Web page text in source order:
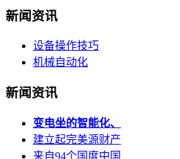
新闻资讯
设备操作技巧
机械自动化
新闻资讯
变电坐的智能化、
建立起完美源财产
来自94个国度中国